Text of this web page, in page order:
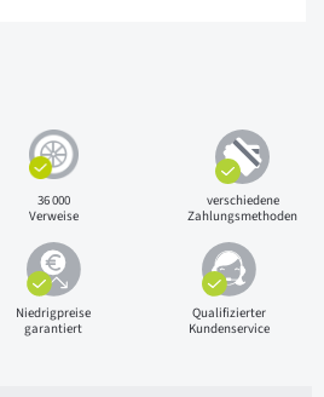
36 000
Verweise
verschiedene
Zahlungsmethoden
Niedrigpreise
garantiert
Qualifizierter
Kundenservice